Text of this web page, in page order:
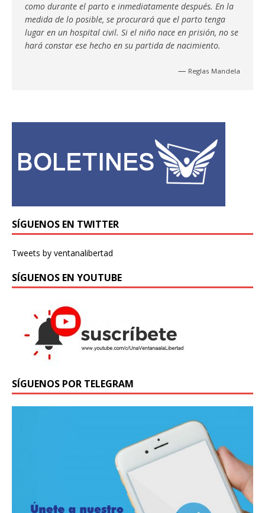
como durante el parto e inmediatamente después. En la
medida de lo posible, se procurará que el parto tenga
lugar en un hospital civil. Si el niño nace en prisión, no se
hará constar ese hecho en su partida de nacimiento.
— Reglas Mandela
SÍGUENOS EN TWITTER
Tweets by ventanalibertad
SÍGUENOS EN YOUTUBE
SÍGUENOS POR TELEGRAM